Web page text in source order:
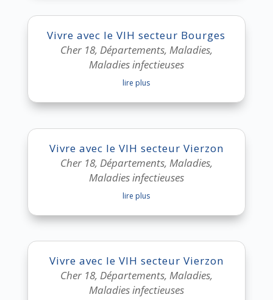
Vivre avec le VIH secteur Bourges
Cher 18, Départements, Maladies,
Maladies infectieuses
lire plus
Vivre avec le VIH secteur Vierzon
Cher 18, Départements, Maladies,
Maladies infectieuses
lire plus
Vivre avec le VIH secteur Vierzon
Cher 18, Départements, Maladies,
Maladies infectieuses